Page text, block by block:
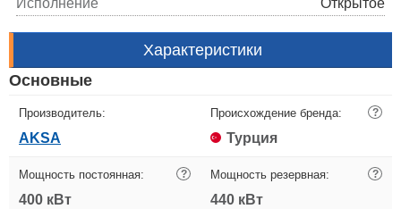
Исполнение
Открытое
Характеристики
Основные
Производитель:
AKSA
Происхождение бренда: ?
Турция
Мощность постоянная: ?
400 кВт
Мощность резервная: ?
440 кВт